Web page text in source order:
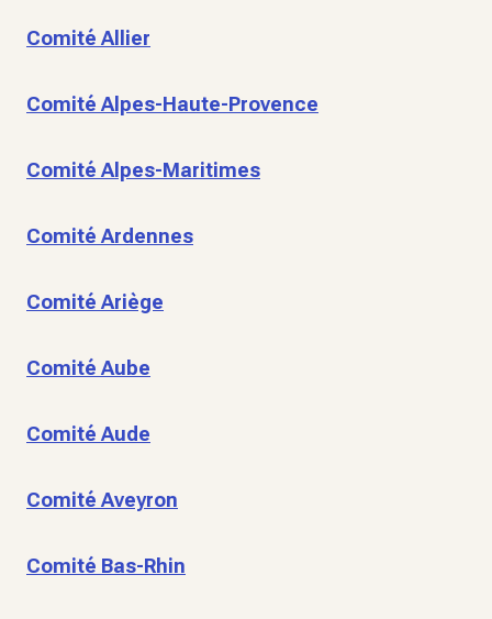
Comité Allier
Comité Alpes-Haute-Provence
Comité Alpes-Maritimes
Comité Ardennes
Comité Ariège
Comité Aube
Comité Aude
Comité Aveyron
Comité Bas-Rhin